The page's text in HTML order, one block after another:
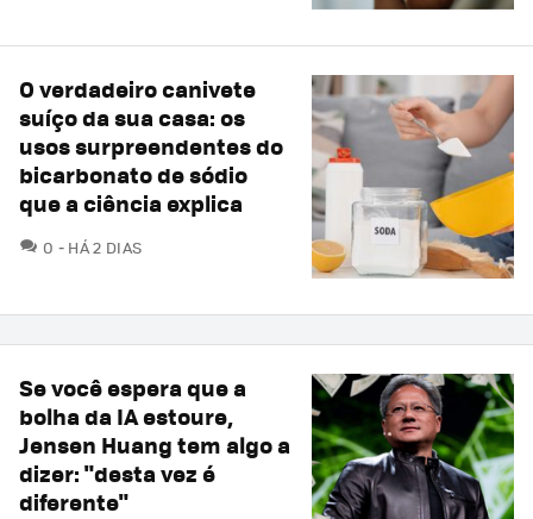
O verdadeiro canivete
suíço da sua casa: os
usos surpreendentes do
bicarbonato de sódio
que a ciência explica
0 COMENTÁRIOS
HÁ 2 DIAS
Se você espera que a
bolha da IA estoure,
Jensen Huang tem algo a
dizer: "desta vez é
diferente"